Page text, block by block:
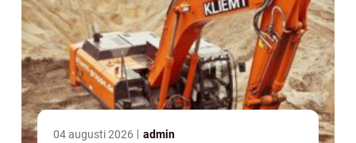
04 augusti 2026 admin